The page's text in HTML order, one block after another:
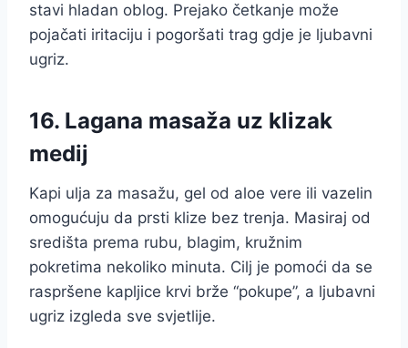
stavi hladan oblog. Prejako četkanje može
pojačati iritaciju i pogoršati trag gdje je ljubavni
ugriz.
16. Lagana masaža uz klizak
medij
Kapi ulja za masažu, gel od aloe vere ili vazelin
omogućuju da prsti klize bez trenja. Masiraj od
središta prema rubu, blagim, kružnim
pokretima nekoliko minuta. Cilj je pomoći da se
raspršene kapljice krvi brže “pokupe”, a ljubavni
ugriz izgleda sve svjetlije.